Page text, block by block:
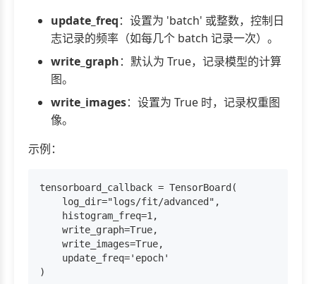
update_freq：设置为 'batch' 或整数，控制日
志记录的频率（如每几个 batch 记录一次）。
write_graph：默认为 True，记录模型的计算
图。
write_images：设置为 True 时，记录权重图
像。
示例：
tensorboard_callback = TensorBoard(
    log_dir="logs/fit/advanced",
    histogram_freq=1,
    write_graph=True,
    write_images=True,
    update_freq='epoch'